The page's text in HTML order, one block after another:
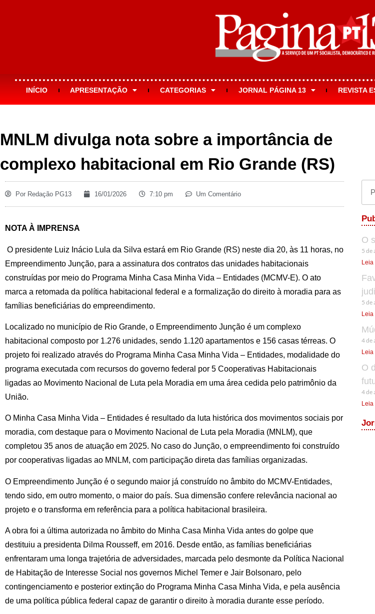
INÍCIO APRESENTAÇÃO CATEGORIAS JORNAL PÁGINA 13 REVISTA
MNLM divulga nota sobre a importância de
complexo habitacional em Rio Grande (RS)
Por Redação PG13 16/01/2026 7:10 pm Um Comentário
NOTA À IMPRENSA
O presidente Luiz Inácio Lula da Silva estará em Rio Grande (RS) neste dia 20, às 11 horas, no
Empreendimento Junção, para a assinatura dos contratos das unidades habitacionais
construídas por meio do Programa Minha Casa Minha Vida – Entidades (MCMV-E). O ato
marca a retomada da política habitacional federal e a formalização do direito à moradia para as
famílias beneficiárias do empreendimento.
Localizado no município de Rio Grande, o Empreendimento Junção é um complexo
habitacional composto por 1.276 unidades, sendo 1.120 apartamentos e 156 casas térreas. O
projeto foi realizado através do Programa Minha Casa Minha Vida – Entidades, modalidade do
programa executada com recursos do governo federal por 5 Cooperativas Habitacionais
ligadas ao Movimento Nacional de Luta pela Moradia em uma área cedida pelo patrimônio da
União.
O Minha Casa Minha Vida – Entidades é resultado da luta histórica dos movimentos sociais por
moradia, com destaque para o Movimento Nacional de Luta pela Moradia (MNLM), que
completou 35 anos de atuação em 2025. No caso do Junção, o empreendimento foi construído
por cooperativas ligadas ao MNLM, com participação direta das famílias organizadas.
O Empreendimento Junção é o segundo maior já construído no âmbito do MCMV-Entidades,
tendo sido, em outro momento, o maior do país. Sua dimensão confere relevância nacional ao
projeto e o transforma em referência para a política habitacional brasileira.
A obra foi a última autorizada no âmbito do Minha Casa Minha Vida antes do golpe que
destituiu a presidenta Dilma Rousseff, em 2016. Desde então, as famílias beneficiárias
enfrentaram uma longa trajetória de adversidades, marcada pelo desmonte da Política Nacional
de Habitação de Interesse Social nos governos Michel Temer e Jair Bolsonaro, pelo
contingenciamento e posterior extinção do Programa Minha Casa Minha Vida, e pela ausência
de uma política pública federal capaz de garantir o direito à moradia durante esse período.
O
5 de
Leia
5 de
Leia
4 de
Leia
O
4 de
Leia